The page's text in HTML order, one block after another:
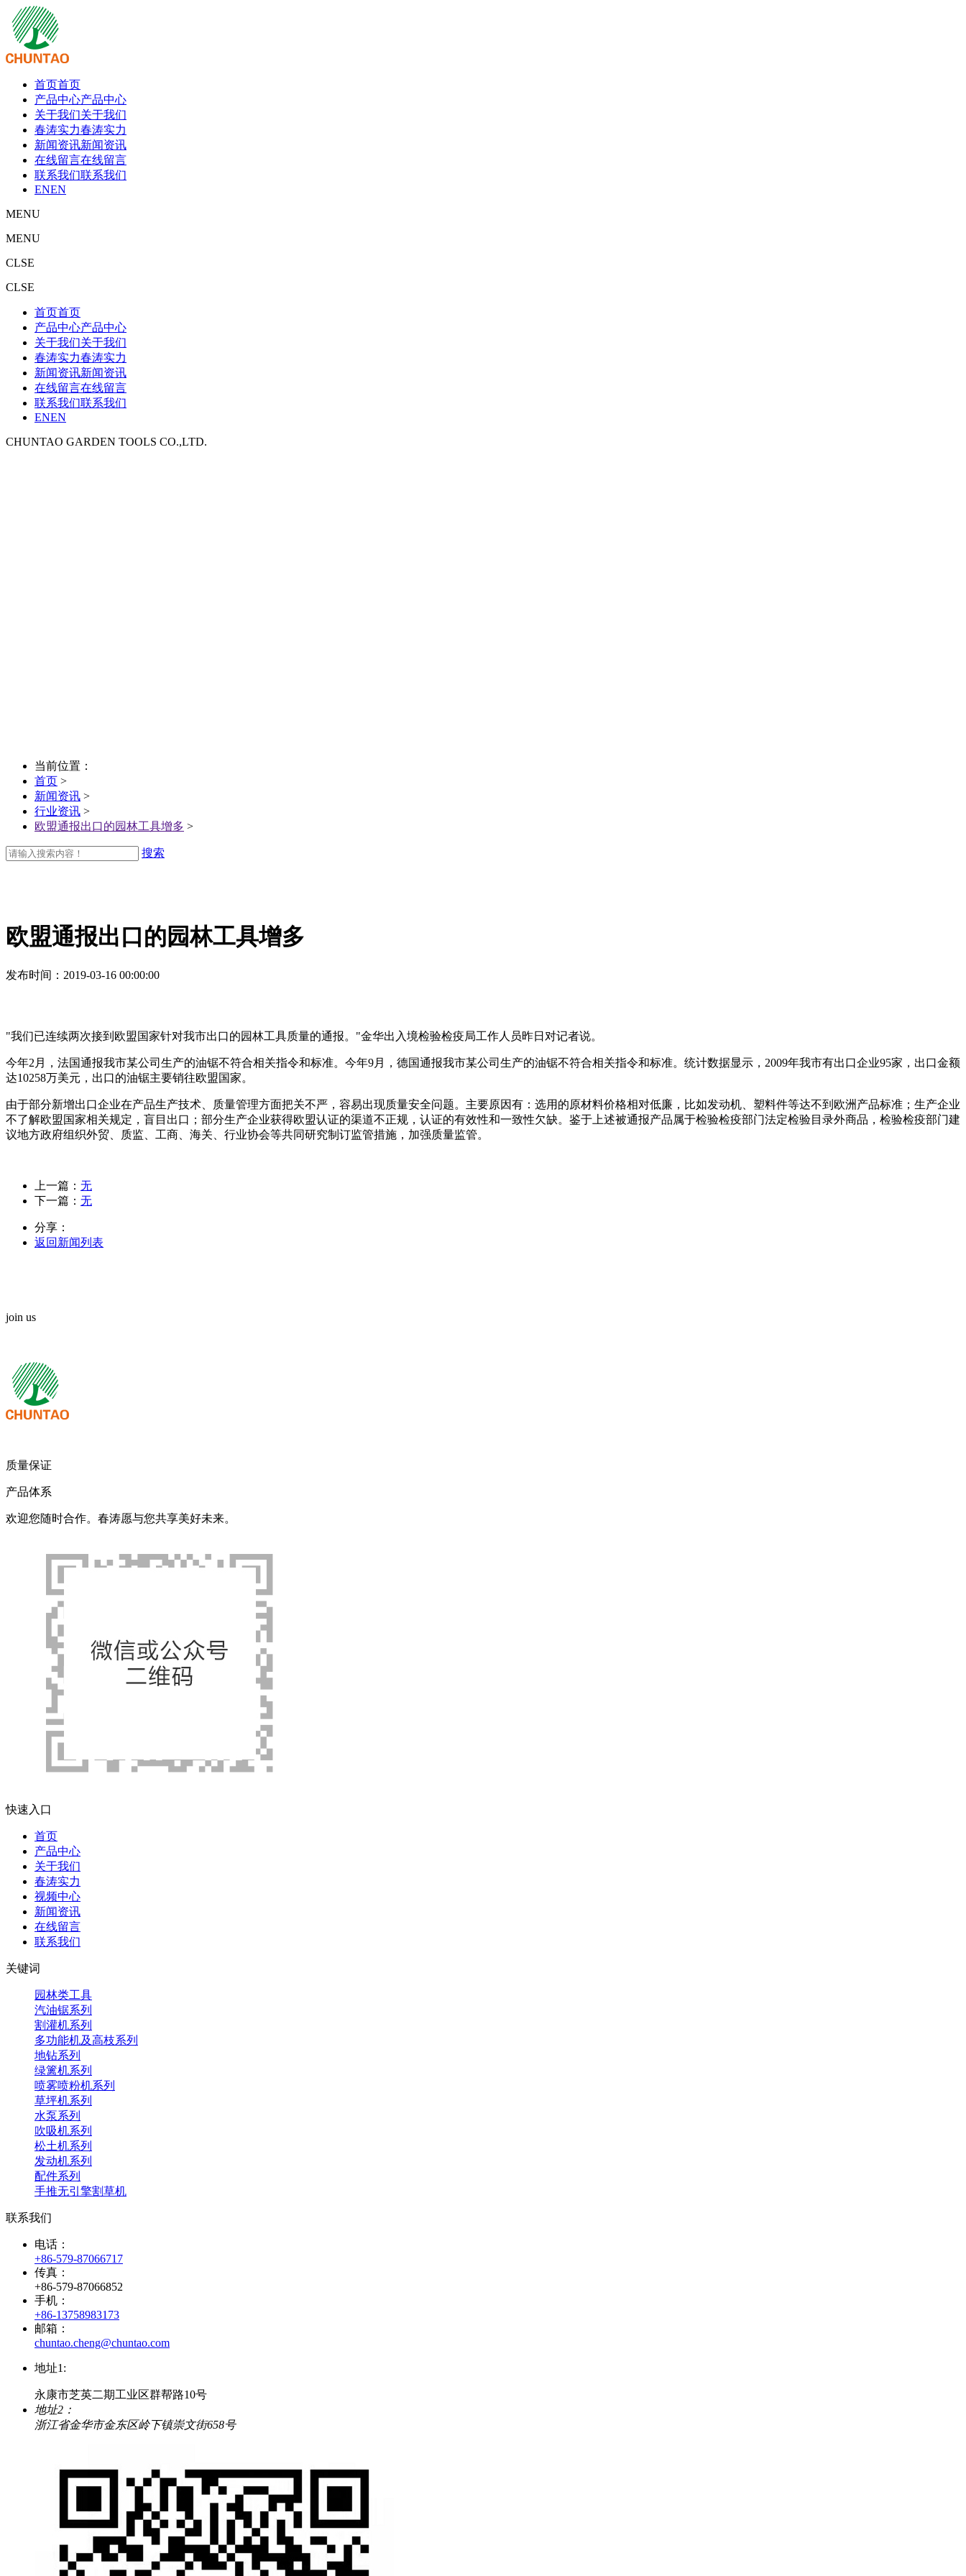
首页首页
产品中心产品中心
关于我们关于我们
春涛实力春涛实力
新闻资讯新闻资讯
在线留言在线留言
联系我们联系我们
ENEN
MENU
MENU
CLSE
CLSE
首页首页
产品中心产品中心
关于我们关于我们
春涛实力春涛实力
新闻资讯新闻资讯
在线留言在线留言
联系我们联系我们
ENEN
CHUNTAO GARDEN TOOLS CO.,LTD.
当前位置：
首页 >
新闻资讯 >
行业资讯 >
欧盟通报出口的园林工具增多 >
搜索
欧盟通报出口的园林工具增多
发布时间 ：2019-03-16 00:00:00
"我们已连续两次接到欧盟国家针对我市出口的园林工具质量的通报。"金华出入境检验检疫局工作人员昨日对记者说。
今年2月，法国通报我市某公司生产的油锯不符合相关指令和标准。今年9月，德国通报我市某公司生产的油锯不符合相关指令和标准。统计数据显示，2009年我市有出口企业95家，出口金额
达10258万美元，出口的油锯主要销往欧盟国家。
由于部分新增出口企业在产品生产技术、质量管理方面把关不严，容易出现质量安全问题。主要原因有：选用的原材料价格相对低廉，比如发动机、塑料件等达不到欧洲产品标准；生产企业
不了解欧盟国家相关规定，盲目出口；部分生产企业获得欧盟认证的渠道不正规，认证的有效性和一致性欠缺。鉴于上述被通报产品属于检验检疫部门法定检验目录外商品，检验检疫部门建
议地方政府组织外贸、质监、工商、海关、行业协会等共同研究制订监管措施，加强质量监管。
上一篇： 无
下一篇： 无
分享：
返回新闻列表
join us
质量保证
产品体系
欢迎您随时合作。春涛愿与您共享美好未来。
快速入口
首页
产品中心
关于我们
春涛实力
视频中心
新闻资讯
在线留言
联系我们
关键词
园林类工具
汽油锯系列
割灌机系列
多功能机及高枝系列
地钻系列
绿篱机系列
喷雾喷粉机系列
草坪机系列
水泵系列
吹吸机系列
松土机系列
发动机系列
配件系列
手推无引擎割草机
联系我们
电话：
+86-579-87066717
传真：
+86-579-87066852
手机：
+86-13758983173
邮箱：
chuntao.cheng@chuntao.com
地址1:
永康市芝英二期工业区群帮路10号
地址2：
浙江省金华市金东区岭下镇崇文街658号